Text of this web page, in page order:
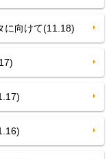
向けて(11.18)